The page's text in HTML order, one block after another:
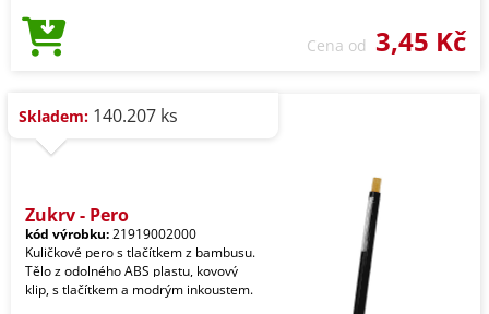
Cena od 3,45 Kč
Skladem: 140.207 ks
Zukry - Pero
kód výrobku:21919002000
Kuličkové pero s tlačítkem z bambusu.
Tělo z odolného ABS plastu, kovový
klip, s tlačítkem a modrým inkoustem.